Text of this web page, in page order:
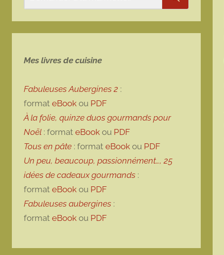
Rechercher
Mes livres de cuisine
Fabuleuses Aubergines 2 :
format eBook ou PDF
À la folie, quinze duos gourmands pour
Noël : format eBook ou PDF
Tous en pâte : format eBook ou PDF
Un peu, beaucoup, passionnément…, 25
idées de cadeaux gourmands :
format eBook ou PDF
Fabuleuses aubergines :
format eBook ou PDF